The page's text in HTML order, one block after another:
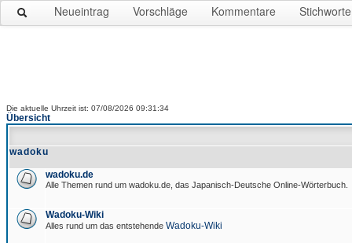
Neueintrag Vorschläge Kommentare Stichworte
Die aktuelle Uhrzeit ist: 07/08/2026 09:31:34
Übersicht
wadoku
wadoku.de
Alle Themen rund um wadoku.de, das Japanisch-Deutsche Online-Wörterbuch.
Wadoku-Wiki
Alles rund um das entstehende Wadoku-Wiki